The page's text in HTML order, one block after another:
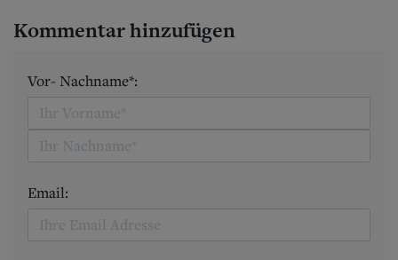
Kommentar hinzufügen
Vor- Nachname*:
Email: